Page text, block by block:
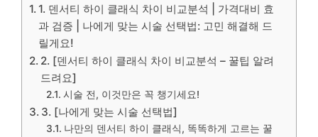
1. 덴서티 하이 클래식 차이 비교분석 | 가격대비 효
과 검증 | 나에게 맞는 시술 선택법: 고민 해결해 드
릴게요!
2. [덴서티 하이 클래식 차이 비교분석 – 꿀팁 알려
드려요]
시술 전, 이것만은 꼭 챙기세요!
3. [나에게 맞는 시술 선택법]
나만의 덴서티 하이 클래식, 똑똑하게 고르는 꿀